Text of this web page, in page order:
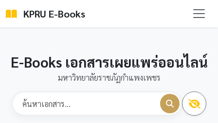
KPRU E-Books
E-Books เอกสารเผยแพร่ออนไลน์
มหาวิทยาลัยราชภัฏกำแพงเพชร